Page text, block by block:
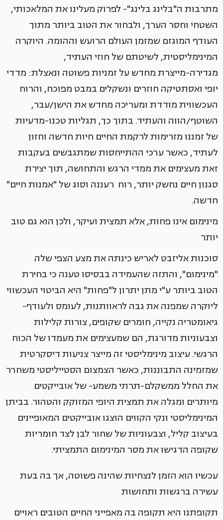
מתרבות ה"בלינג בלינג"- לפרוק מעלינו את המלאכותי,
השטחי וחסר הערך, ולבחור את הטוב ביותר מתוך
העודף המוגזם שמזמן העולם הרועש וההומה. היוקרה
המינימליסטית, לשיטתם של חוזי העתיד,
מגדירה-מייצרת מחדש על זמניות פשוטה ונאצלת: מדדי
יופי ואסתטיקה חוזרים ונשקלים במבט מפוכח, והרוח
העכשווית מודדת ומעריכה מחדש את הישן/עבר,
השוטף/הווה והעתיד. בתוך כך, תגליות טכנו-מדעיות
של זמננו מזרימות לרקמת החיים חיות חדשה וחזון
לעתיד, כאשר ערכי ההתייחסות שמתגבשים בעקבות
זאת מעצימים את ממדי הרגש והתחושה, תוך יצירת
סגנון חיים נחשק יותר, רוח רעננה וסוג של "אמנות חיים"
חדשה.
מינימום אינו פחות, אלא תמצית ועיקר, ולכן הוא גם טוב
יותר
סוכנות אליזבט לאריש כינתה את מצע הצפי שלה
"מינימום", והתזה שהעמידה בבסיסו טענה כי בחירת
הטוב ביותר ע"י מתן יתרון ל"פחות" היא הביטוי העכשווי
ליוקרה שמפנה את גבה לראוותנות, לעומס ולעודף-
גיאומטריה נקייה, חומרים שקופים, צורות קלילות
וצבעוניות מדורגת, הם שמעצימים את מעמדו של הכוח
הרגשי. עיצוב מינימליסטי זה מייצר צניעות דיסקרטית
שמזמינה התבוננות, כאשר הצמצום הסטייליסטי משחרר
את החלל ממשקלם-תרתי משמע- של אובייקטים
מיותרים ומגלה את תמצית היופי המזוקק והטהור. בביתן
המינימליסטי ונקי הקווים הוצגו אובייקטים המאופיינים
בעיצוב קליל, וצבעוניות של שחור לבן לצד חומריות
שקופה הדגישו את מסר המינימום התמציתי.
עכשיו הוא הזמן לנצחיות שהינה פשוטה, אך בה בעת
עשירה ברגשות ותחושות
תקופתנו היא תקופה בה מאפייני החיים הטובים ראויים